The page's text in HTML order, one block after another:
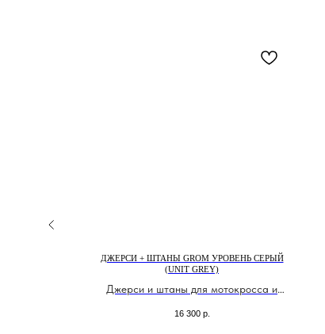
ДЖЕРСИ + ШТАНЫ GROM УРОВЕНЬ СЕРЫЙ
(UNIT GREY)
Джерси и штаны для мотокросса и
16 300 р.